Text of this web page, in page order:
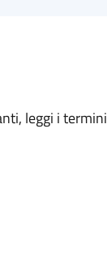
leggi i termini